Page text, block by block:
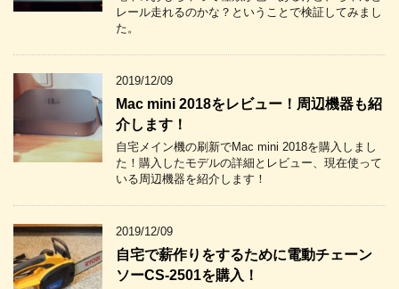
レール走れるのかな？ということで検証してみまし
た。
2019/12/09
Mac mini 2018をレビュー！周辺機器も紹
介します！
自宅メイン機の刷新でMac mini 2018を購入しまし
た！購入したモデルの詳細とレビュー、現在使って
いる周辺機器を紹介します！
2019/12/09
自宅で薪作りをするために電動チェーン
ソーCS-2501を購入！